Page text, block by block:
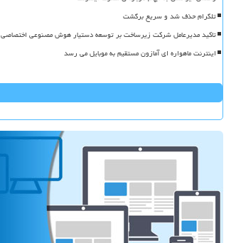
تلگرام حذف شد و سریع برگشت
تاکید مدیرعامل شرکت زیرساخت بر توسعه دستیار هوش مصنوعی اختصاصی
اینترنت ماهواره ای آمازون مستقیم به موبایل می رسد